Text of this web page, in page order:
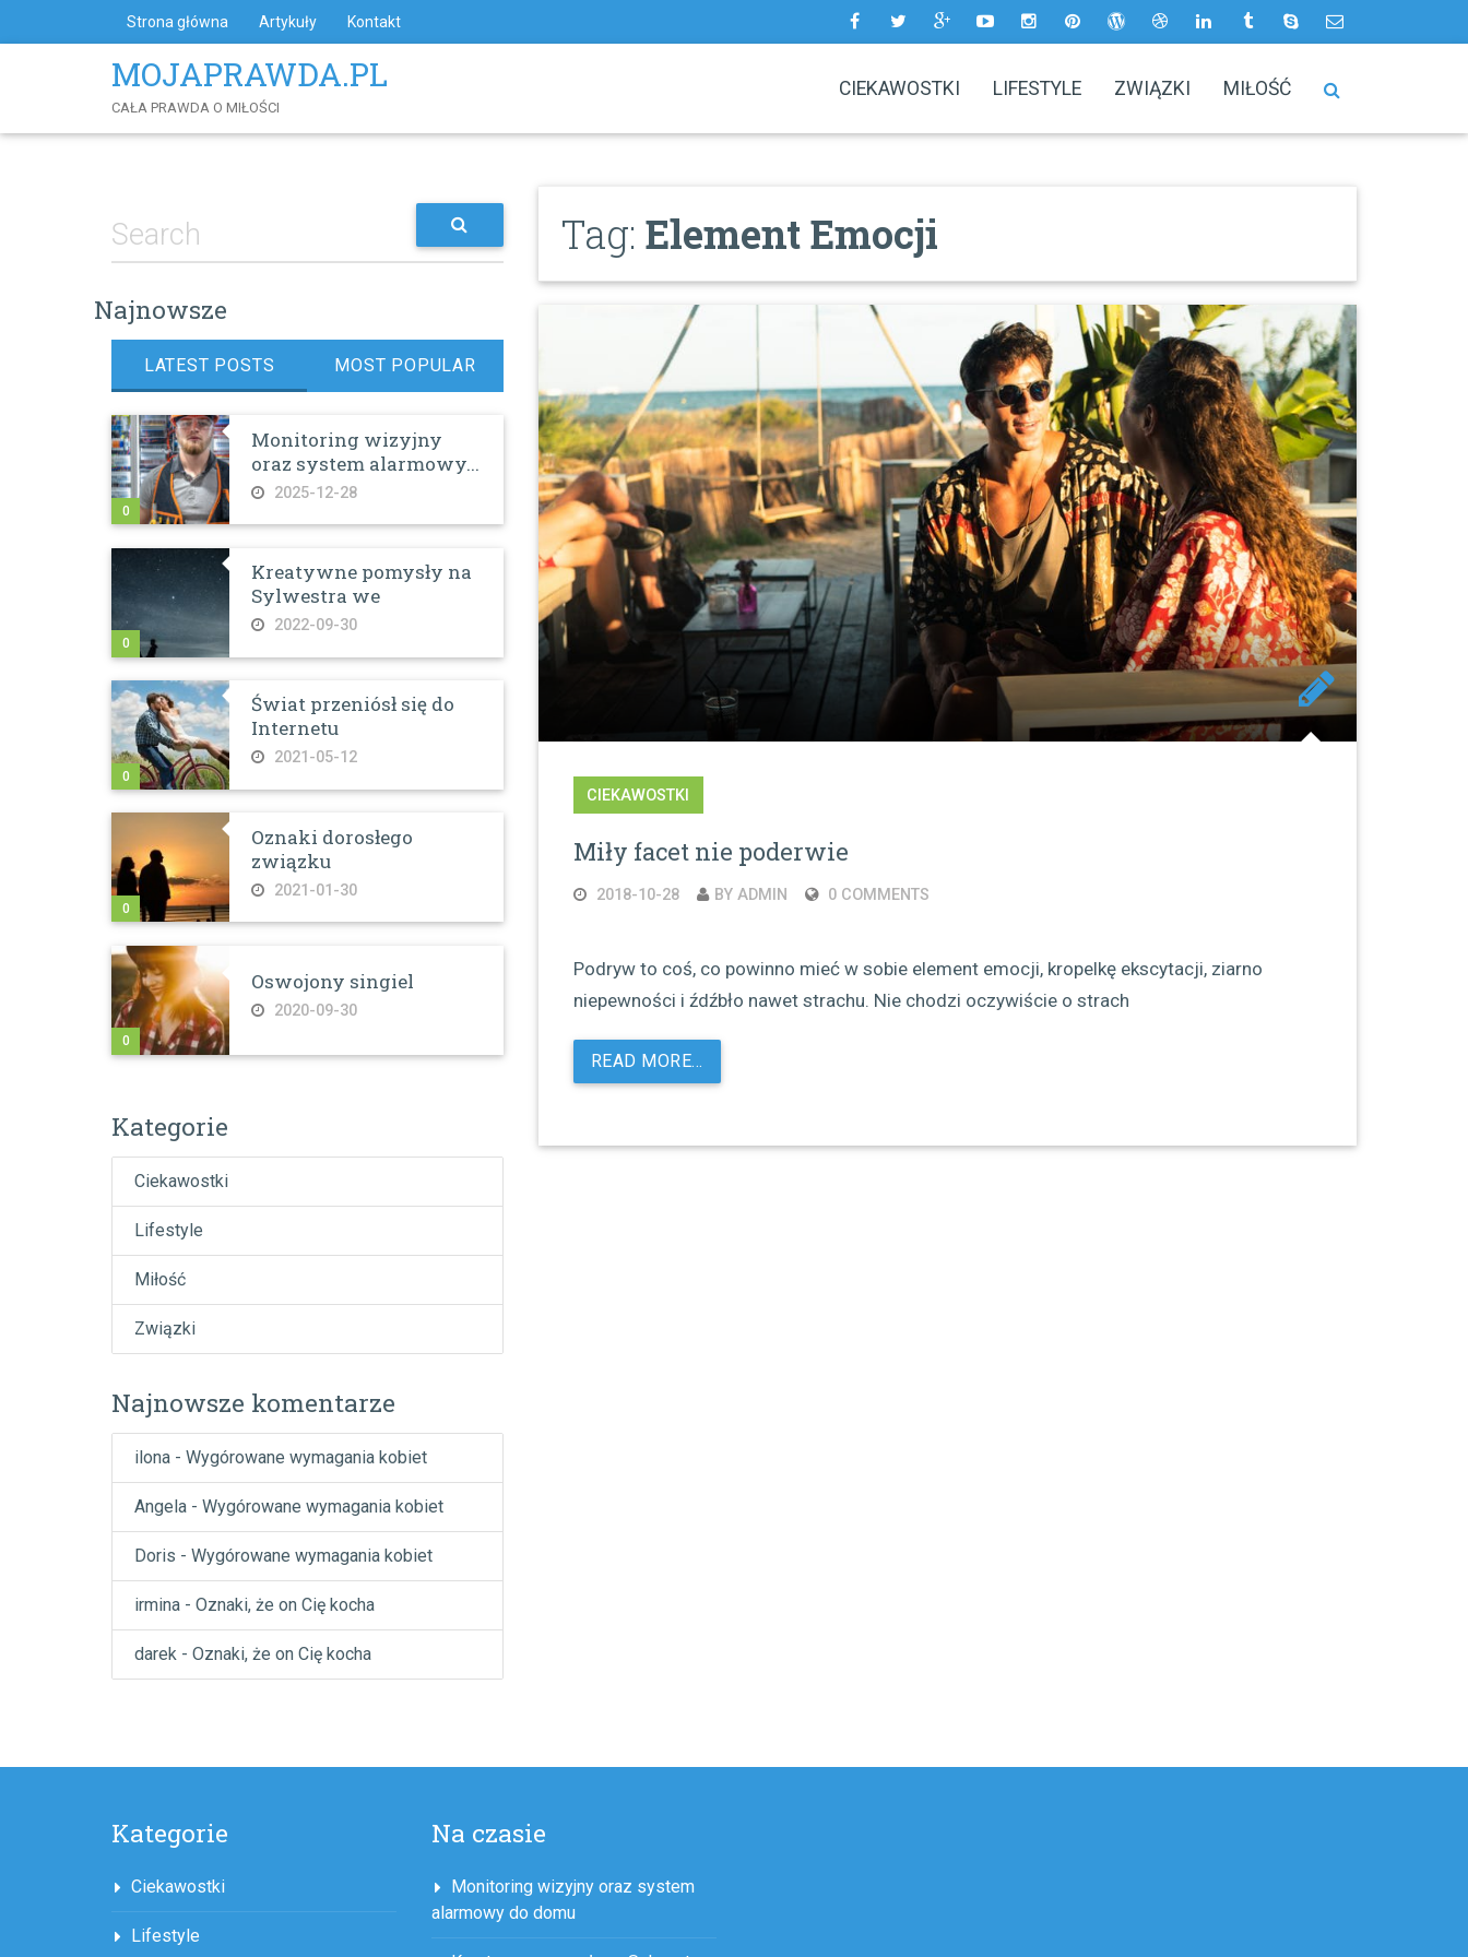
Strona główna Artykuły Kontakt
MOJAPRAWDA.PL
CAŁA PRAWDA O MIŁOŚCI
CIEKAWOSTKI LIFESTYLE ZWIĄZKI MIŁOŚĆ
Najnowsze
LATEST POSTS MOST POPULAR
Monitoring wizyjny
oraz system alarmowy...
2025-12-28
0
Kreatywne pomysły na
Sylwestra we
2022-09-30
0
Świat przeniósł się do
Internetu
2021-05-12
0
Oznaki dorosłego
związku
2021-01-30
0
Oswojony singiel
2020-09-30
0
Kategorie
Ciekawostki
Lifestyle
Miłość
Związki
Najnowsze komentarze
ilona - Wygórowane wymagania kobiet
Angela - Wygórowane wymagania kobiet
Doris - Wygórowane wymagania kobiet
irmina - Oznaki, że on Cię kocha
darek - Oznaki, że on Cię kocha
Tag: Element Emocji
CIEKAWOSTKI
Miły facet nie poderwie
2018-10-28 BY ADMIN 0 COMMENTS
Podryw to coś, co powinno mieć w sobie element emocji, kropelkę ekscytacji, ziarno
niepewności i źdźbło nawet strachu. Nie chodzi oczywiście o strach
READ MORE…
Kategorie
Ciekawostki
Lifestyle
Na czasie
Monitoring wizyjny oraz system
alarmowy do domu